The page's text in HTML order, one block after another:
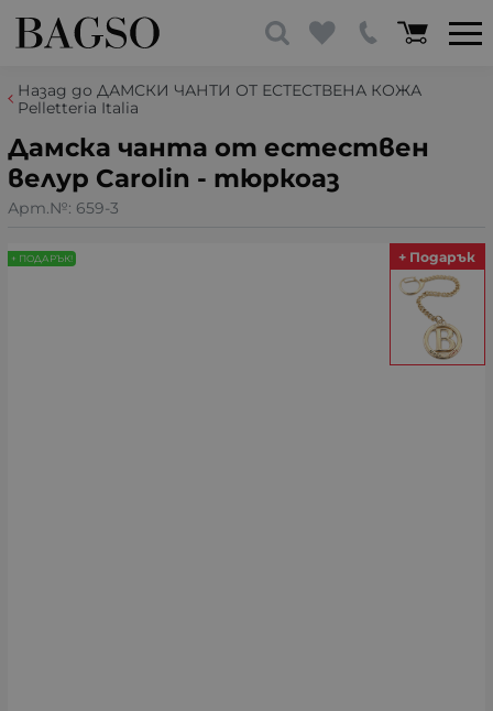
Назад до ДАМСКИ ЧАНТИ ОТ ЕСТЕСТВЕНА КОЖА
Pelletteria Italia
Дамска чанта от естествен
велур Carolin - тюркоаз
Арт.№: 659-3
+ ПОДАРЪК! + Подарък